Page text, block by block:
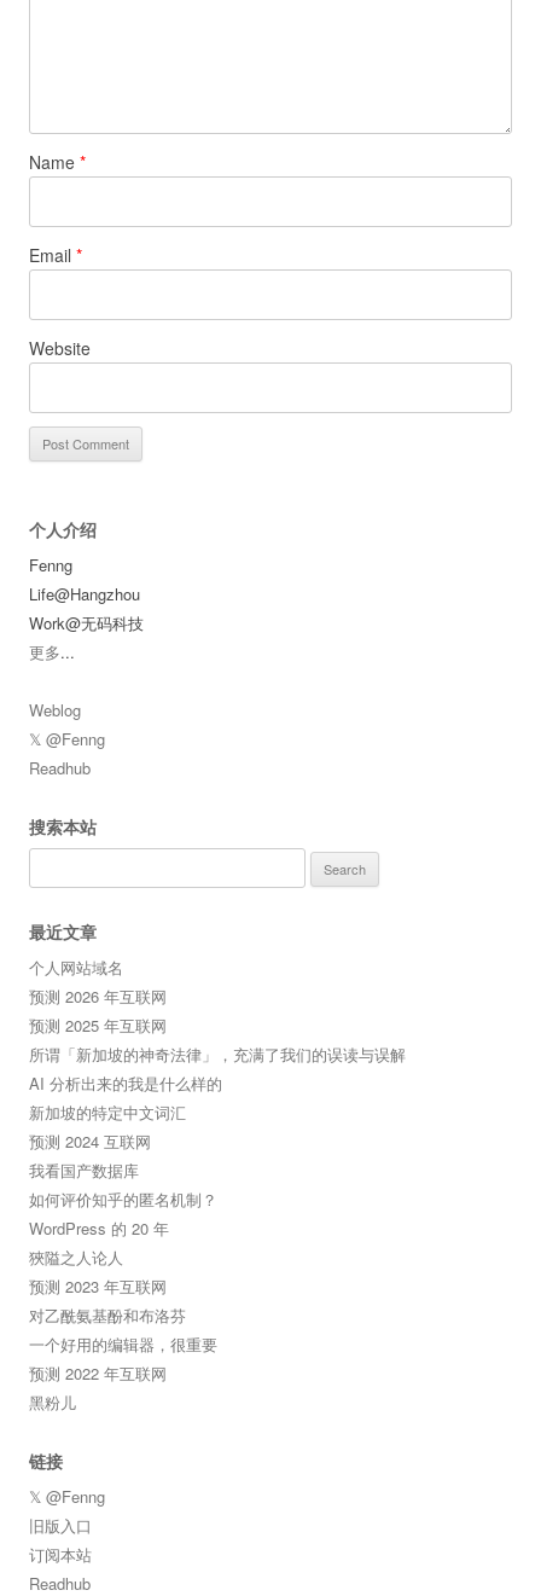
Name *
Email *
Website
个人介绍
Fenng
Life@Hangzhou
Work@无码科技
更多...
Weblog
𝕏 @Fenng
Readhub
搜索本站
for:
最近文章
个人网站域名
预测 2026 年互联网
预测 2025 年互联网
所谓「新加坡的神奇法律」，充满了我们的误读与误解
AI 分析出来的我是什么样的
新加坡的特定中文词汇
预测 2024 互联网
我看国产数据库
如何评价知乎的匿名机制？
WordPress 的 20 年
狹隘之人论人
预测 2023 年互联网
对乙酰氨基酚和布洛芬
一个好用的编辑器，很重要
预测 2022 年互联网
黑粉儿
链接
𝕏 @Fenng
旧版入口
订阅本站
Readhub